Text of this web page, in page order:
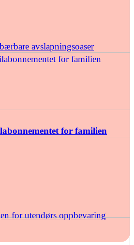
avslapningsoaser
for familien
for utendørs oppbevaring